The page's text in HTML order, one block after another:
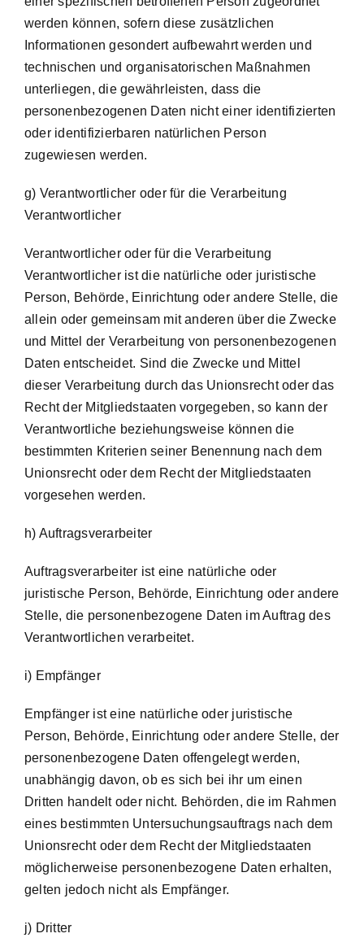
werden können, sofern diese zusätzlichen
Informationen gesondert aufbewahrt werden und
technischen und organisatorischen Maßnahmen
unterliegen, die gewährleisten, dass die
personenbezogenen Daten nicht einer identifizierten
oder identifizierbaren natürlichen Person
zugewiesen werden.
g) Verantwortlicher oder für die Verarbeitung
Verantwortlicher
Verantwortlicher oder für die Verarbeitung
Verantwortlicher ist die natürliche oder juristische
Person, Behörde, Einrichtung oder andere Stelle, die
allein oder gemeinsam mit anderen über die Zwecke
und Mittel der Verarbeitung von personenbezogenen
Daten entscheidet. Sind die Zwecke und Mittel
dieser Verarbeitung durch das Unionsrecht oder das
Recht der Mitgliedstaaten vorgegeben, so kann der
Verantwortliche beziehungsweise können die
bestimmten Kriterien seiner Benennung nach dem
Unionsrecht oder dem Recht der Mitgliedstaaten
vorgesehen werden.
h) Auftragsverarbeiter
Auftragsverarbeiter ist eine natürliche oder
juristische Person, Behörde, Einrichtung oder andere
Stelle, die personenbezogene Daten im Auftrag des
Verantwortlichen verarbeitet.
i) Empfänger
Empfänger ist eine natürliche oder juristische
Person, Behörde, Einrichtung oder andere Stelle, der
personenbezogene Daten offengelegt werden,
unabhängig davon, ob es sich bei ihr um einen
Dritten handelt oder nicht. Behörden, die im Rahmen
eines bestimmten Untersuchungsauftrags nach dem
Unionsrecht oder dem Recht der Mitgliedstaaten
möglicherweise personenbezogene Daten erhalten,
gelten jedoch nicht als Empfänger.
j) Dritter